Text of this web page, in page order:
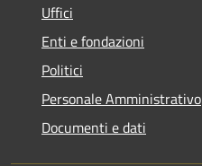
Uffici
Enti e fondazioni
Politici
Personale Amministrativo
Documenti e dati